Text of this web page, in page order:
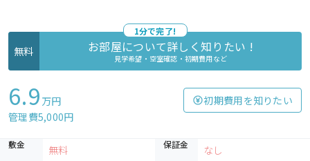
1分で完了!
無料 お部屋について詳しく知りたい !
見学希望・空室確認・初期費用など
6.9 万円
管理費5,000円
初期費用を知りたい
敷金 無料 保証金 なし